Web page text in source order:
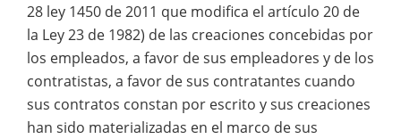
28 ley 1450 de 2011 que modifica el artículo 20 de
la Ley 23 de 1982) de las creaciones concebidas por
los empleados, a favor de sus empleadores y de los
contratistas, a favor de sus contratantes cuando
sus contratos constan por escrito y sus creaciones
han sido materializadas en el marco de sus